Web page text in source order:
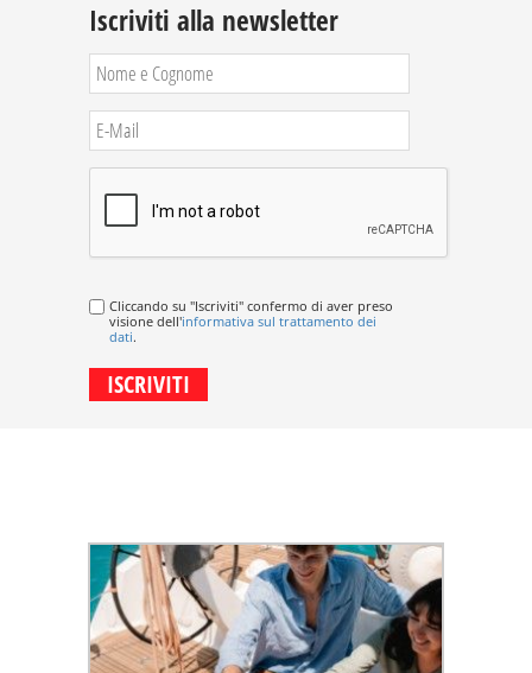
Iscriviti alla newsletter
Cliccando su "Iscriviti" confermo di aver preso
visione dell'informativa sul trattamento dei
dati.